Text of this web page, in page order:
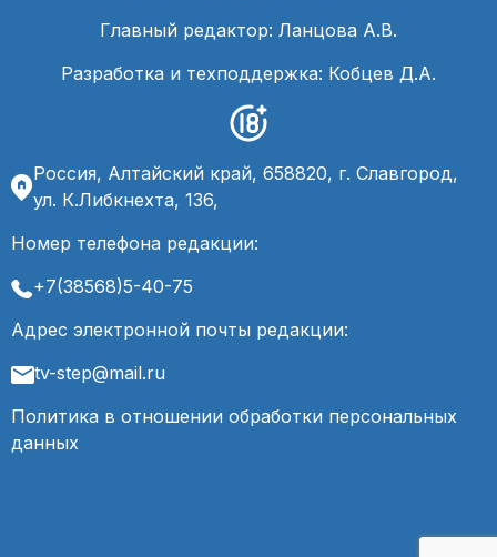
Главный редактор: Ланцова А.В.
Разработка и техподдержка: Кобцев Д.А.
Россия, Алтайский край, 658820, г. Славгород,
ул. К.Либкнехта, 136,
Номер телефона редакции:
+7(38568)5-40-75
Адрес электронной почты редакции:
tv-step@mail.ru
Политика в отношении обработки персональных
данных